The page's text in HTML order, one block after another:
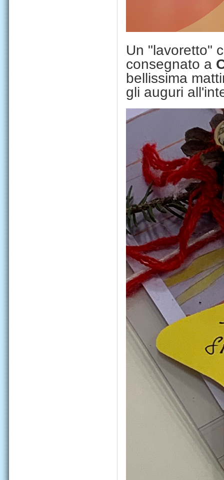
Un "lavoretto"
consegnato a
bellissima
gli auguri